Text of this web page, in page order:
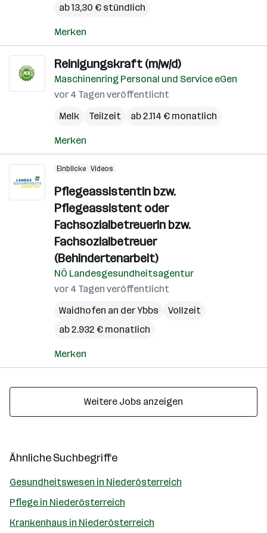
ab 13,30 € stündlich
Merken
Reinigungskraft (m/w/d)
Maschinenring Personal und Service eGen
vor 4 Tagen veröffentlicht
Melk
Teilzeit ab 2.114 € monatlich
Merken
Einblicke Videos
Pflegeassistentin bzw.
Pflegeassistent oder
Fachsozialbetreuerin bzw.
Fachsozialbetreuer
(Behindertenarbeit)
NÖ Landesgesundheitsagentur
vor 4 Tagen veröffentlicht
Waidhofen an der Ybbs
Vollzeit
ab 2.932 € monatlich
Merken
Weitere Jobs anzeigen
Ähnliche Suchbegriffe
Gesundheitswesen in Niederösterreich
Pflege in Niederösterreich
Krankenhaus in Niederösterreich